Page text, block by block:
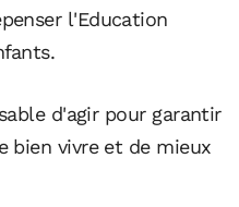
l'Education
d'agir pour garantir
bien vivre et de mieux